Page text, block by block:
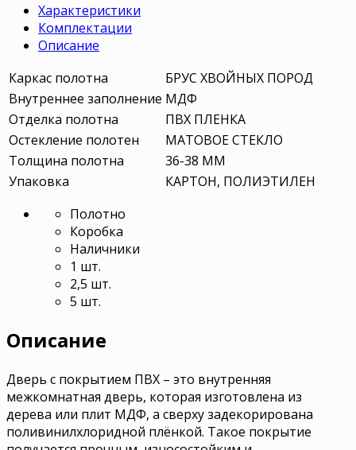
Характеристики
Комплектации
Описание
Каркас полотна
БРУС ХВОЙНЫХ ПОРОД
Внутреннее заполнение МДФ
Отделка полотна
ПВХ ПЛЕНКА
Остекление полотен
МАТОВОЕ СТЕКЛО
Толщина полотна
36-38 ММ
Упаковка
КАРТОН, ПОЛИЭТИЛЕН
Полотно
Коробка
Наличники
1 шт.
2,5 шт.
5 шт.
Описание
Дверь с покрытием ПВХ – это внутренняя
межкомнатная дверь, которая изготовлена из
дерева или плит МДФ, а сверху задекорирована
поливинилхлоридной плёнкой. Такое покрытие